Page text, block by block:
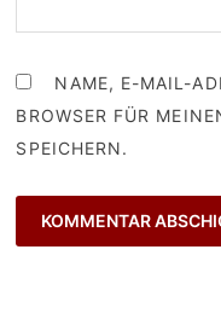
NAME, E-MAIL-
BROWSER FÜR
SPEICHERN.